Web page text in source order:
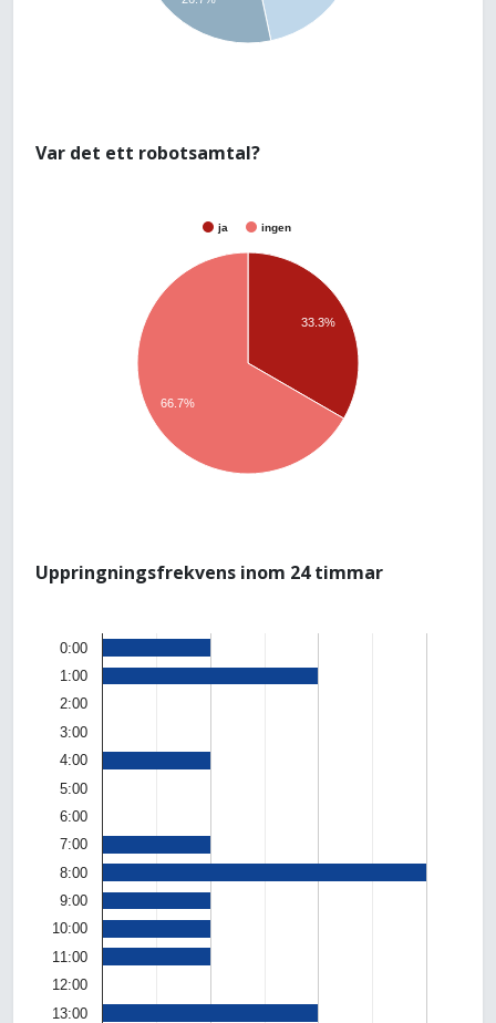
Var det ett robotsamtal?
ja ingen
33.3%
66.7%
Uppringningsfrekvens inom 24 timmar
0:00
1:00
2:00
3:00
4:00
5:00
6:00
7:00
8:00
9:00
10:00
11:00
12:00
13:00